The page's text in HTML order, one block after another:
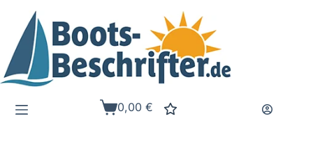
Inhalt
springen
Warenkorb
0,00€